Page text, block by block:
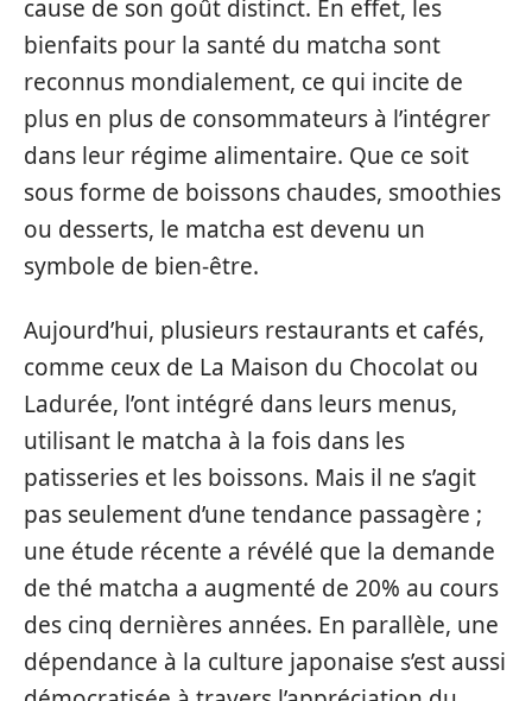
cause de son goût distinct. En effet, les
bienfaits pour la santé du matcha sont
reconnus mondialement, ce qui incite de
plus en plus de consommateurs à l’intégrer
dans leur régime alimentaire. Que ce soit
sous forme de boissons chaudes, smoothies
ou desserts, le matcha est devenu un
symbole de bien-être.
Aujourd’hui, plusieurs restaurants et cafés,
comme ceux de La Maison du Chocolat ou
Ladurée, l’ont intégré dans leurs menus,
utilisant le matcha à la fois dans les
patisseries et les boissons. Mais il ne s’agit
pas seulement d’une tendance passagère ;
une étude récente a révélé que la demande
de thé matcha a augmenté de 20% au cours
des cinq dernières années. En parallèle, une
dépendance à la culture japonaise s’est aussi